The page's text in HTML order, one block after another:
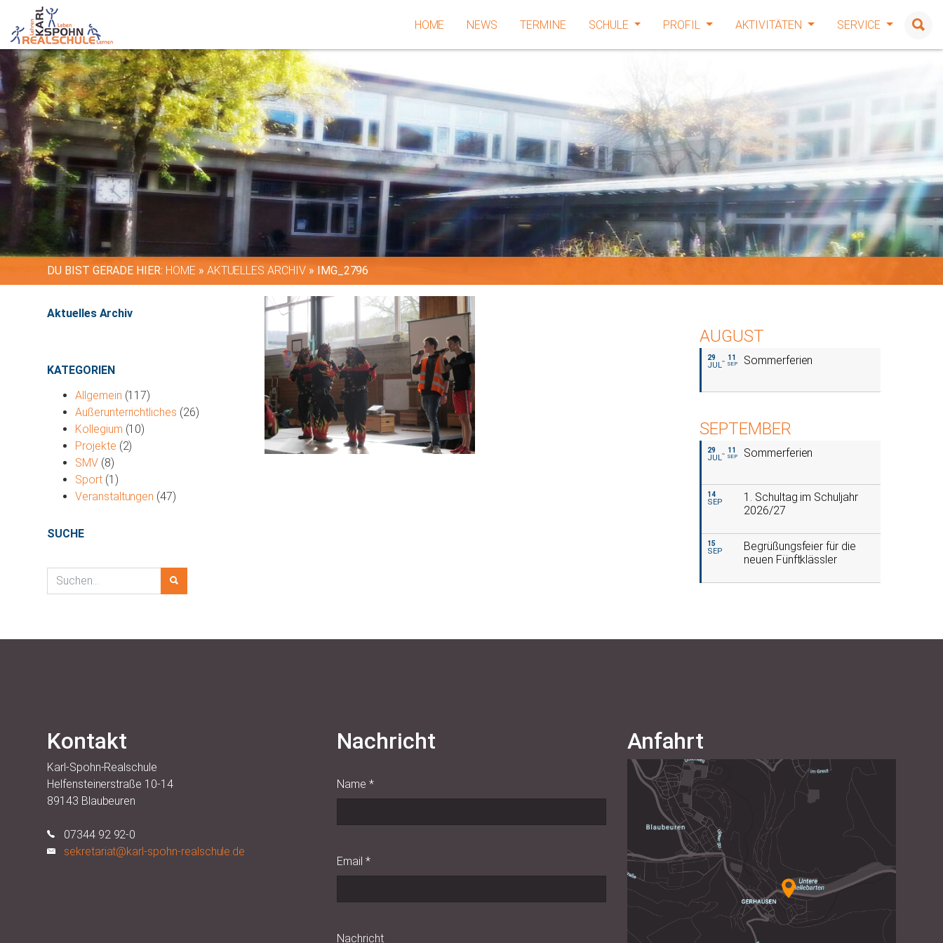
HOME NEWS TERMINE SCHULE PROFIL AKTIVITÄTEN SERVICE
DU BIST GERADE HIER: HOME » AKTUELLES ARCHIV» IMG_2796
Aktuelles Archiv
KATEGORIEN
Allgemein (117)
Außerunterrichtliches (26)
Kollegium (10)
Projekte (2)
SMV(8)
Sport(1)
Veranstaltungen (47)
SUCHE
AUGUST
29
JUL
11
SEP Sommerferien
SEPTEMBER
29
JUL
11
SEP Sommerferien
14
SEP
1. Schultag im Schuljahr
2026/27
15
SEP
Begrüßungsfeier für die
neuen Fünftklässler
Kontakt
Karl-Spohn-Realschule
Helfensteinerstraße 10-14
89143 Blaubeuren
07344 92 92-0
sekretariat@karl-spohn-realschule.de
Nachricht
Name*
Email*
Nachricht
Anfahrt